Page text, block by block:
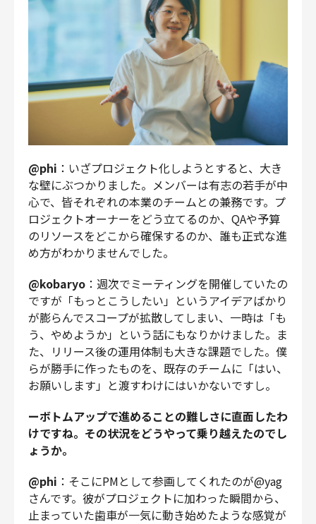
@phi ：いざプロジェクト化しようとすると、大き
な壁にぶつかりました。メンバーは有志の若手が中
心で、皆それぞれの本業のチームとの兼務です。プ
ロジェクトオーナーをどう立てるのか、QAや予算
のリソースをどこから確保するのか、誰も正式な進
め方がわかりませんでした。
@kobaryo ：週次でミーティングを開催していたの
ですが「もっとこうしたい」というアイデアばかり
が膨らんでスコープが拡散してしまい、一時は「も
う、やめようか」という話にもなりかけました。ま
た、リリース後の運用体制も大きな課題でした。僕
らが勝手に作ったものを、既存のチームに「はい、
お願いします」と渡すわけにはいかないですし。
ーボトムアップで進めることの難しさに直面したわ
けですね。その状況をどうやって乗り越えたのでし
ょうか。
@phi ：そこにPMとして参画してくれたのが@yag
さんです。彼がプロジェクトに加わった瞬間から、
止まっていた歯車が一気に動き始めたような感覚が